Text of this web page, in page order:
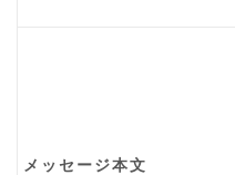
メッセージ本文